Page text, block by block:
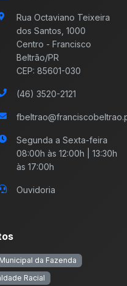
Rua Octaviano Teixeira
dos Santos, 1000
Centro - Francisco
Beltrão/PR
CEP: 85601-030
(46) 3520-2121
Segunda a Sexta-feira
08:00h às 12:00h | 13:30h
às 17:00h
Ouvidoria
da Fazenda
Racial